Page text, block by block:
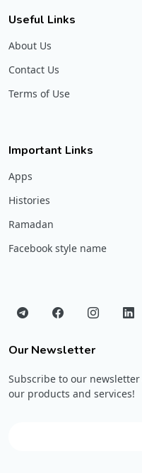
Useful Links
About Us
Contact Us
Terms of Use
Important Links
Apps
Histories
Ramadan
Facebook style name
Our Newsletter
Subscribe to our
our products and services!